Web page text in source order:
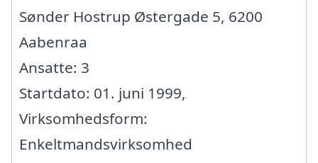
Sønder Hostrup Østergade 5, 6200
Aabenraa
Ansatte: 3
Startdato: 01. juni 1999,
Virksomhedsform:
Enkeltmandsvirksomhed